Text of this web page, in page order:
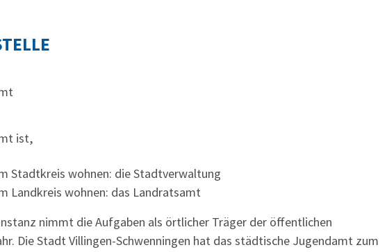
ist,
Stadtkreis wohnen: die Stadtverwaltung
Landkreis wohnen: das Landratsamt
nimmt die Aufgaben als örtlicher Träger der öffentlichen
Die Stadt Villingen-Schwenningen hat das städtische Jugendamt zum